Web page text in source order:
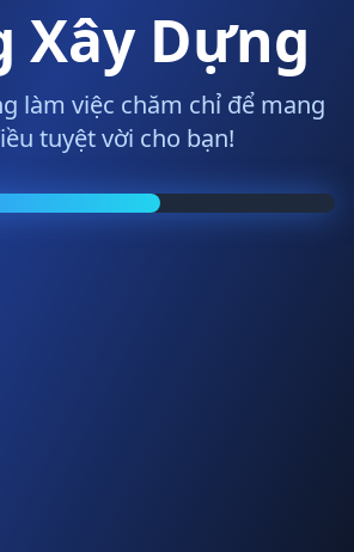
Xây Dựng
làm việc chăm chỉ để mang
tuyệt vời cho bạn!